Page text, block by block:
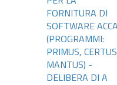
FORNITURA DI
SOFTWARE
(PROGRAMMI:
PRIMUS,
MANTUS) -
DELIBERA DI A